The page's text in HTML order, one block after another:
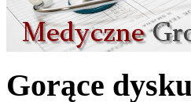
Gorące